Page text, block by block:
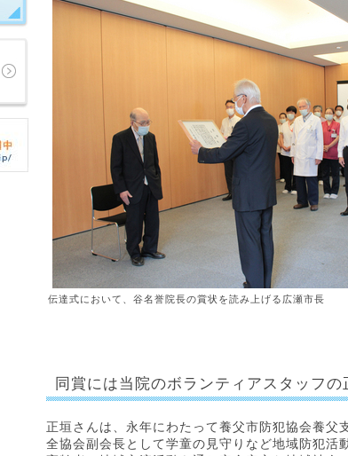
伝達式において、谷名誉院長の賞状を読み上げる広瀬市長
同賞には当院のボランティアスタッフ
正垣さんは、永年にわたって養父市防犯協会養父
全協会副会長として学童の見守りなど地域防犯活